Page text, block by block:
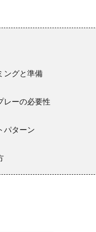
ングと準備
レーの必要性
パターン